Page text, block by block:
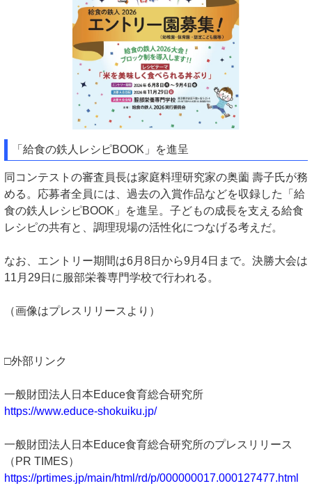
「給食の鉄人レシピBOOK」を進呈
同コンテストの審査員長は家庭料理研究家の奥薗 壽子氏が務
める。応募者全員には、過去の入賞作品などを収録した「給
食の鉄人レシピBOOK」を進呈。子どもの成長を支える給食
レシピの共有と、調理現場の活性化につなげる考えだ。
なお、エントリー期間は6月8日から9月4日まで。決勝大会は
11月29日に服部栄養専門学校で行われる。
（画像はプレスリリースより）
□外部リンク
一般財団法人日本Educe食育総合研究所
https://www.educe-shokuiku.jp/
一般財団法人日本Educe食育総合研究所のプレスリリース
（PR TIMES）
https://prtimes.jp/main/html/rd/p/000000017.000127477.html